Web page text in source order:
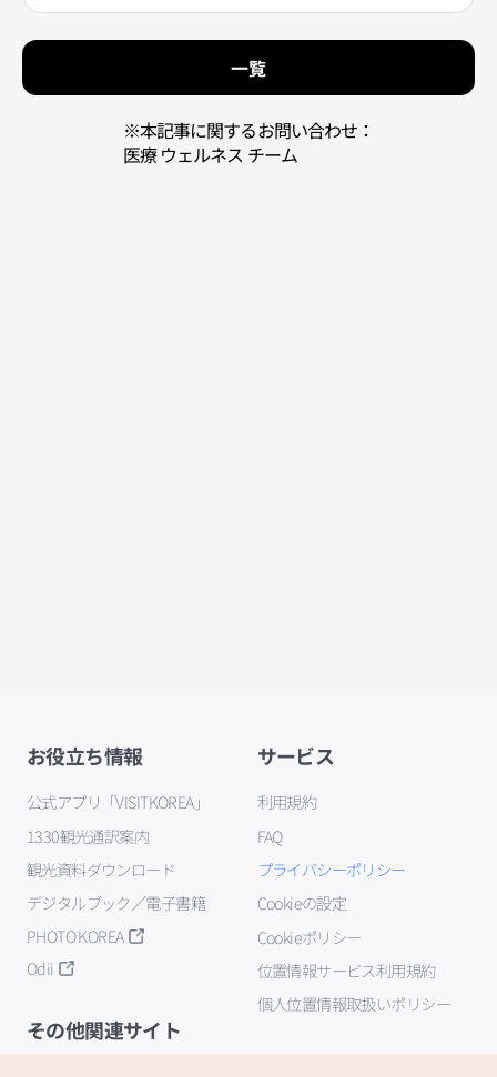
[유네
산]）
一覧
※本記事に関するお問い合わせ：
医療 ウェルネス チーム
お役立ち情報
公式アプリ「VISITKOREA」
1330観光通訳案内
観光資料ダウンロード
デジタルブック／電子書籍
PHOTO KOREA
Odii
サービス
利用規約
FAQ
プライバシーポリシー
Cookieの設定
Cookieポリシー
位置情報サービス利用規約
個人位置情報取扱いポリシー
その他関連サイト